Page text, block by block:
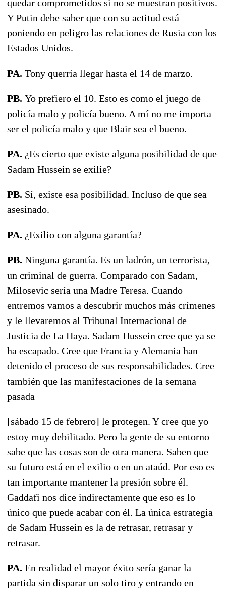
quedar comprometidos si no se muestran positivos.
Y Putin debe saber que con su actitud está
poniendo en peligro las relaciones de Rusia con los
Estados Unidos.
PA. Tony querría llegar hasta el 14 de marzo.
PB. Yo prefiero el 10. Esto es como el juego de
policía malo y policía bueno. A mí no me importa
ser el policía malo y que Blair sea el bueno.
PA. ¿Es cierto que existe alguna posibilidad de que
Sadam Hussein se exilie?
PB. Sí, existe esa posibilidad. Incluso de que sea
asesinado.
PA. ¿Exilio con alguna garantía?
PB. Ninguna garantía. Es un ladrón, un terrorista,
un criminal de guerra. Comparado con Sadam,
Milosevic sería una Madre Teresa. Cuando
entremos vamos a descubrir muchos más crímenes
y le llevaremos al Tribunal Internacional de
Justicia de La Haya. Sadam Hussein cree que ya se
ha escapado. Cree que Francia y Alemania han
detenido el proceso de sus responsabilidades. Cree
también que las manifestaciones de la semana
pasada
[sábado 15 de febrero] le protegen. Y cree que yo
estoy muy debilitado. Pero la gente de su entorno
sabe que las cosas son de otra manera. Saben que
su futuro está en el exilio o en un ataúd. Por eso es
tan importante mantener la presión sobre él.
Gaddafi nos dice indirectamente que eso es lo
único que puede acabar con él. La única estrategia
de Sadam Hussein es la de retrasar, retrasar y
retrasar.
PA. En realidad el mayor éxito sería ganar la
partida sin disparar un solo tiro y entrando en